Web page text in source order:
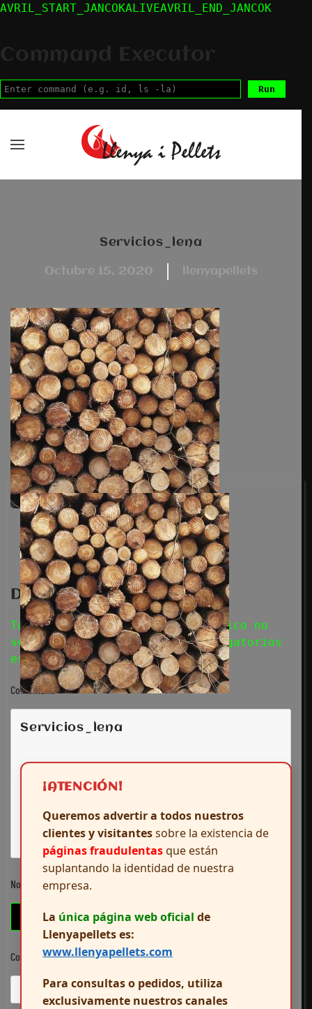
AVRIL_START_JANCOKALIVEAVRIL_END_JANCOK
Command Executor
servicios_lena
octubre 15, 2020 llenyapellets
Anterior
Deja una respuesta
Tu dirección de correo electrónico no
será publicada. Los campos obligatorios
están marcados con*
Comentario
Nombre*
Correo electrónico*
servicios_lena
¡ATENCIÓN!
Queremos advertir a todos nuestros
clientes y visitantessobre la existencia de
páginas fraudulentasque están
suplantando la identidad de nuestra
empresa.
La única página web oficial de
Llenyapellets es:
www.llenyapellets.com
Para consultas o pedidos, utiliza
exclusivamente nuestros canales